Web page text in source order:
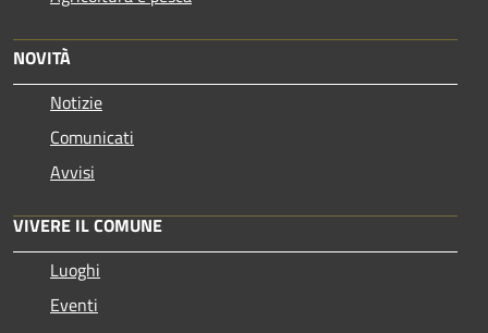
NOVITÀ
Notizie
Comunicati
Avvisi
VIVERE IL COMUNE
Luoghi
Eventi